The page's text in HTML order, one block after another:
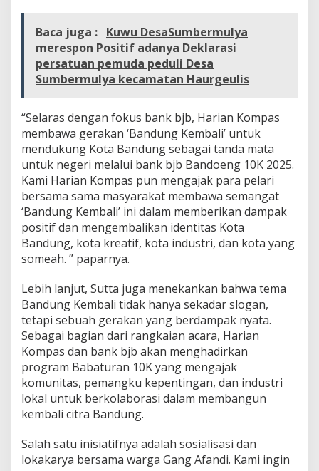
Baca juga : Kuwu DesaSumbermulya
merespon Positif adanya Deklarasi
persatuan pemuda peduli Desa
Sumbermulya kecamatan Haurgeulis
“Selaras dengan fokus bank bjb, Harian Kompas
membawa gerakan ‘Bandung Kembali’ untuk
mendukung Kota Bandung sebagai tanda mata
untuk negeri melalui bank bjb Bandoeng 10K 2025.
Kami Harian Kompas pun mengajak para pelari
bersama sama masyarakat membawa semangat
‘Bandung Kembali’ ini dalam memberikan dampak
positif dan mengembalikan identitas Kota
Bandung, kota kreatif, kota industri, dan kota yang
someah. ” paparnya.
Lebih lanjut, Sutta juga menekankan bahwa tema
Bandung Kembali tidak hanya sekadar slogan,
tetapi sebuah gerakan yang berdampak nyata.
Sebagai bagian dari rangkaian acara, Harian
Kompas dan bank bjb akan menghadirkan
program Babaturan 10K yang mengajak
komunitas, pemangku kepentingan, dan industri
lokal untuk berkolaborasi dalam membangun
kembali citra Bandung.
Salah satu inisiatifnya adalah sosialisasi dan
lokakarya bersama warga Gang Afandi. Kami ingin